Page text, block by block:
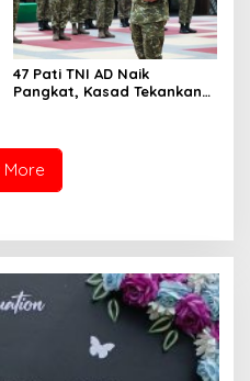
47 Pati TNI AD Naik
Pangkat, Kasad Tekankan
More